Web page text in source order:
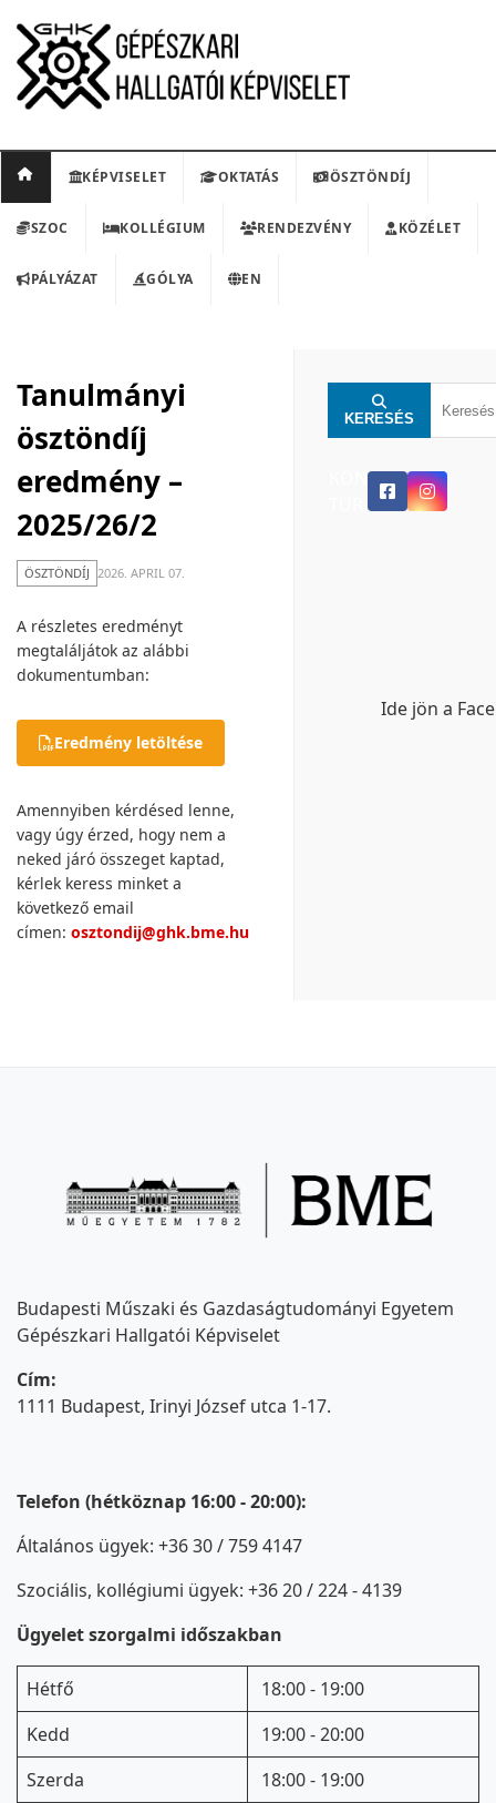
KÉPVISELET OKTATÁS ÖSZTÖNDÍJ
SZOC KOLLÉGIUM RENDEZVÉNY KÖZÉLET
PÁLYÁZAT GÓLYA EN
Tanulmányi
ösztöndíj
eredmény –
2025/26/2
ÖSZTÖNDÍJ 2026. APRIL 07.
A részletes eredményt
megtaláljátok az alábbi
dokumentumban:
Eredmény letöltése
Amennyiben kérdésed lenne,
vagy úgy érzed, hogy nem a
neked járó összeget kaptad,
kérlek keress minket a
következő email
címen: osztondij@ghk.bme.hu
KERESÉS
Ide jön a
Budapesti Műszaki és Gazdaságtudományi Egyetem
Gépészkari Hallgatói Képviselet
Cím:
1111 Budapest, Irinyi József utca 1-17.
Telefon (hétköznap 16:00 - 20:00):
Általános ügyek: +36 30 / 759 4147
Szociális, kollégiumi ügyek: +36 20 / 224 - 4139
Ügyelet szorgalmi időszakban
Hétfő
18:00 - 19:00
Kedd
19:00 - 20:00
Szerda
18:00 - 19:00